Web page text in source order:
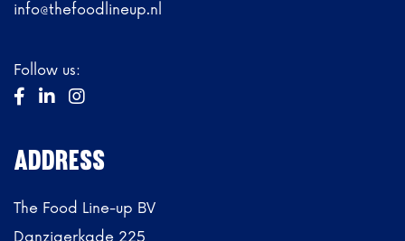
info@thefoodlineup.nl
Follow us:
  
ADdRESs
The Food Line-up BV
Danzigerkade 225